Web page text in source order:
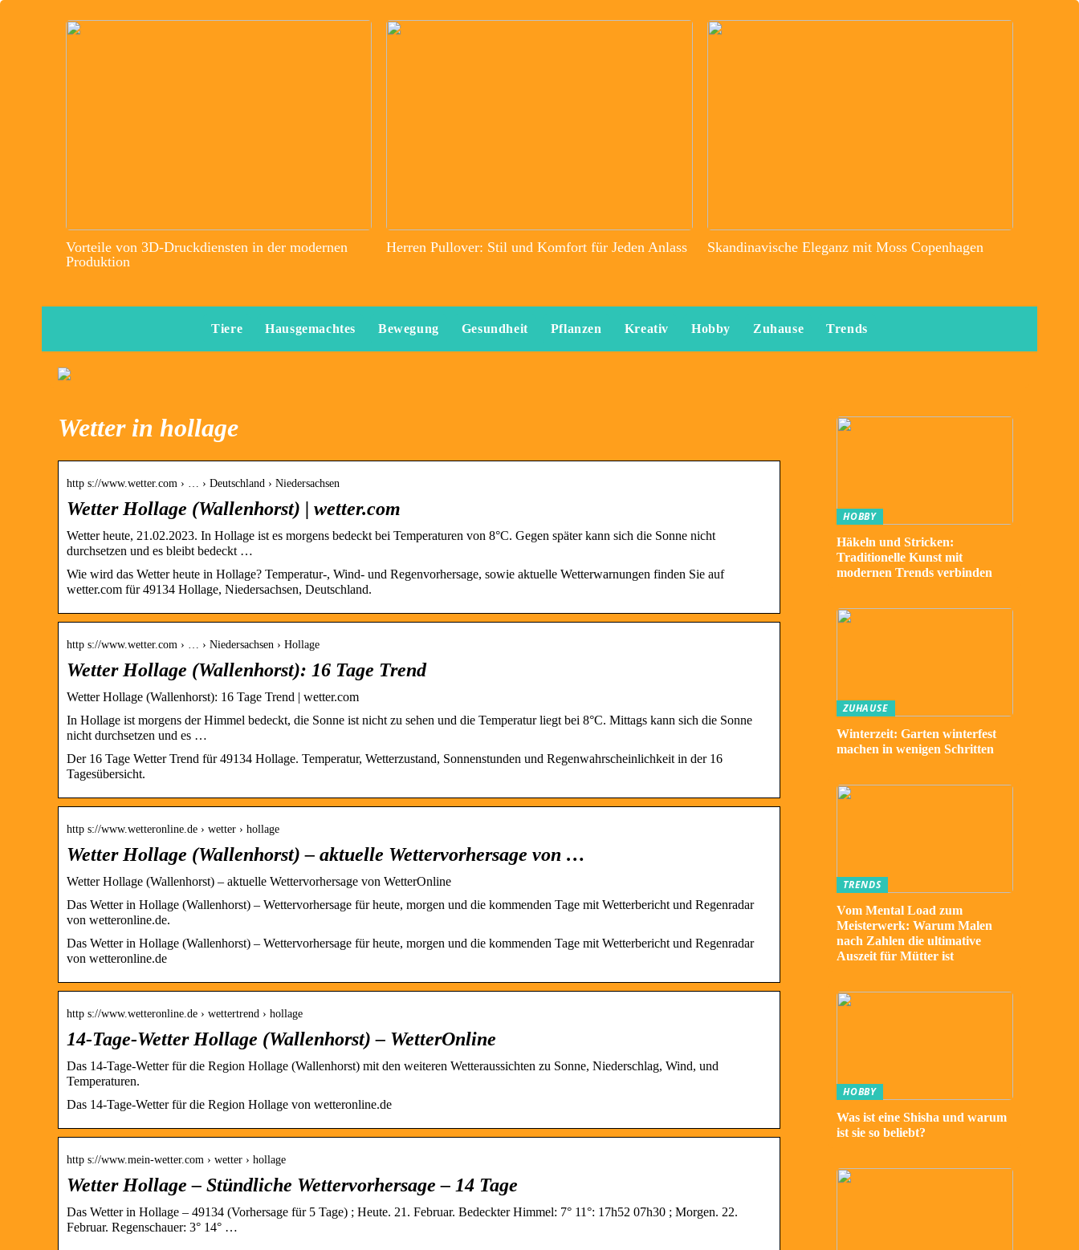
Vorteile von 3D-Druckdiensten in der modernen
Produktion
Herren Pullover: Stil und Komfort für Jeden Anlass Skandinavische Eleganz mit Moss Copenhagen
Tiere Hausgemachtes Bewegung Gesundheit Pflanzen Kreativ Hobby Zuhause Trends
Wetter in hollage
http s://www.wetter.com › … › Deutschland › Niedersachsen
Wetter Hollage (Wallenhorst) | wetter.com
Wetter heute, 21.02.2023. In Hollage ist es morgens bedeckt bei Temperaturen von 8°C. Gegen später kann sich die Sonne nicht
durchsetzen und es bleibt bedeckt …
Wie wird das Wetter heute in Hollage? Temperatur-, Wind- und Regenvorhersage, sowie aktuelle Wetterwarnungen finden Sie auf
wetter.com für 49134 Hollage, Niedersachsen, Deutschland.
http s://www.wetter.com › … › Niedersachsen › Hollage
Wetter Hollage (Wallenhorst): 16 Tage Trend
Wetter Hollage (Wallenhorst): 16 Tage Trend | wetter.com
In Hollage ist morgens der Himmel bedeckt, die Sonne ist nicht zu sehen und die Temperatur liegt bei 8°C. Mittags kann sich die Sonne
nicht durchsetzen und es …
Der 16 Tage Wetter Trend für 49134 Hollage. Temperatur, Wetterzustand, Sonnenstunden und Regenwahrscheinlichkeit in der 16
Tagesübersicht.
http s://www.wetteronline.de › wetter › hollage
Wetter Hollage (Wallenhorst) – aktuelle Wettervorhersage von …
Wetter Hollage (Wallenhorst) – aktuelle Wettervorhersage von WetterOnline
Das Wetter in Hollage (Wallenhorst) – Wettervorhersage für heute, morgen und die kommenden Tage mit Wetterbericht und Regenradar
von wetteronline.de.
Das Wetter in Hollage (Wallenhorst) – Wettervorhersage für heute, morgen und die kommenden Tage mit Wetterbericht und Regenradar
von wetteronline.de
http s://www.wetteronline.de › wettertrend › hollage
14-Tage-Wetter Hollage (Wallenhorst) – WetterOnline
Das 14-Tage-Wetter für die Region Hollage (Wallenhorst) mit den weiteren Wetteraussichten zu Sonne, Niederschlag, Wind, und
Temperaturen.
Das 14-Tage-Wetter für die Region Hollage von wetteronline.de
http s://www.mein-wetter.com › wetter › hollage
Wetter Hollage – Stündliche Wettervorhersage – 14 Tage
Das Wetter in Hollage – 49134 (Vorhersage für 5 Tage) ; Heute. 21. Februar. Bedeckter Himmel: 7° 11°: 17h52 07h30 ; Morgen. 22.
Februar. Regenschauer: 3° 14° …
HOBBY
Häkeln und Stricken:
Traditionelle Kunst mit
modernen Trends verbinden
ZUHAUSE
Winterzeit: Garten winterfest
machen in wenigen Schritten
TRENDS
Vom Mental Load zum
Meisterwerk: Warum Malen
nach Zahlen die ultimative
Auszeit für Mütter ist
HOBBY
Was ist eine Shisha und warum
ist sie so beliebt?